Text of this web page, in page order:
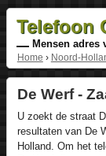
Telefoon
Mensen adres
Home › Noord-
De Werf -
U zoekt de straat
resultaten van De
Holland. Om het